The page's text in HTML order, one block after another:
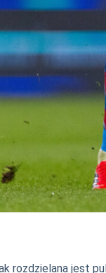
rozdzielana jest